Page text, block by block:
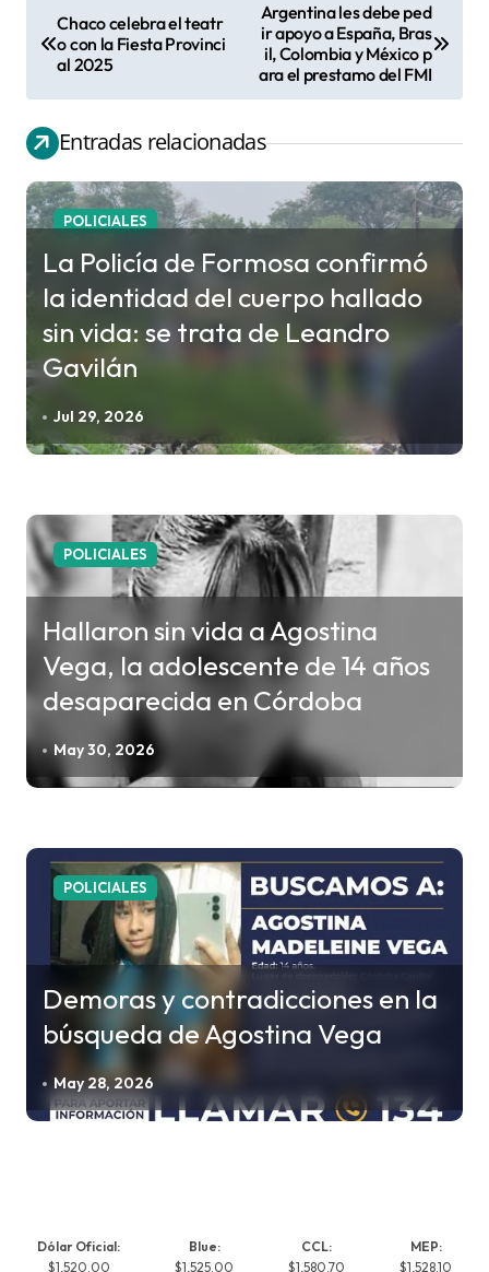
v
e
g
a
c
d
e
e
n
r
a
d
Chaco celebra el teatr
o con la Fiesta Provinci
al 2025
Argentina les debe ped
ir apoyo a España, Bras
il, Colombia y México p
ara el prestamo del FMI
Entradas relacionadas
POLICIALES
La Policía de Formosa confirmó
la identidad del cuerpo hallado
sin vida: se trata de Leandro
Gavilán
Jul 29, 2026
POLICIALES
Hallaron sin vida a Agostina
Vega, la adolescente de 14 años
desaparecida en Córdoba
May 30, 2026
POLICIALES
Demoras y contradicciones en la
búsqueda de Agostina Vega
May 28, 2026
Dólar Oficial:
$1,520.00
Blue:
$1,525.00
CCL:
$1,580.70
MEP:
$1,528.10